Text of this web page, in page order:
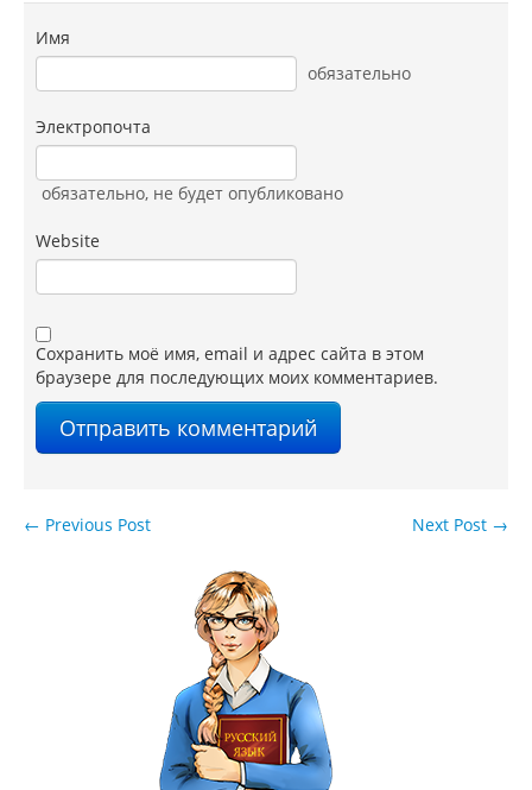
Имя
обязательно
Электропочта
обязательно, не будет опубликовано
Website
Сохранить моё имя, email и адрес сайта в этом
браузере для последующих моих комментариев.
Next Post →
← Previous Post